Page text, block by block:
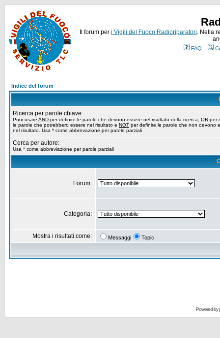
Il forum per i Vigili del Fuoco Radioriparatori. Nella
FAQ
Indice del forum
Ricerca per parole chiave:
Puoi usare AND per definire le parole che devono essere nel risultato della ricerca, OR per
le parole che potrebbero essere nel risultato e NOT per definire le parole che non devono
nel risultato. Usa * come abbrevazione per parole parziali
Cerca per autore:
Usa * come abbreviazione per parole parziali
Forum:
Categoria:
Mostra i risultati come: Messaggi Topic
Powered by